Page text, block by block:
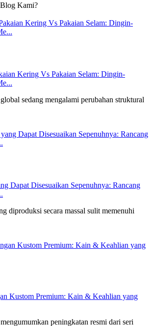
Kami?
Kering Vs Pakaian Selam: Dingin-
sedang mengalami perubahan struktural
Dapat Disesuaikan Sepenuhnya: Rancang
diproduksi secara massal sulit memenuhi
Kustom Premium: Kain & Keahlian yang
peningkatan resmi dari seri